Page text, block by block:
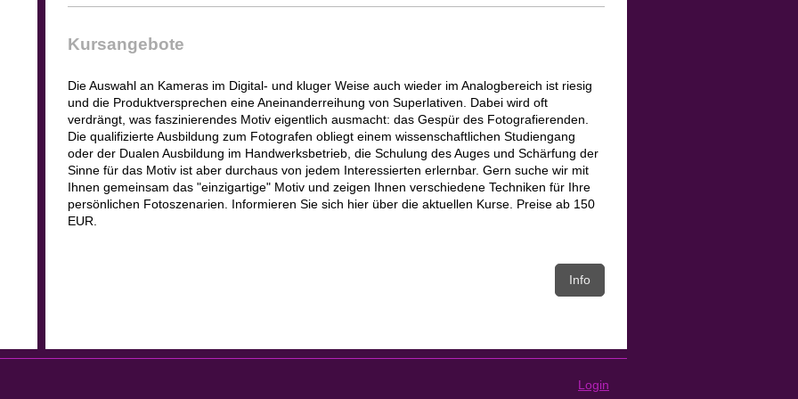
Kursangebote
Die Auswahl an Kameras im Digital- und kluger Weise auch wieder im Analogbereich ist riesig
und die Produktversprechen eine Aneinanderreihung von Superlativen. Dabei wird oft
verdrängt, was faszinierendes Motiv eigentlich ausmacht: das Gespür des Fotografierenden.
Die qualifizierte Ausbildung zum Fotografen obliegt einem wissenschaftlichen Studiengang
oder der Dualen Ausbildung im Handwerksbetrieb, die Schulung des Auges und Schärfung der
Sinne für das Motiv ist aber durchaus von jedem Interessierten erlernbar. Gern suche wir mit
Ihnen gemeinsam das "einzigartige" Motiv und zeigen Ihnen verschiedene Techniken für Ihre
persönlichen Fotoszenarien. Informieren Sie sich hier über die aktuellen Kurse. Preise ab 150
EUR.
Info
Login